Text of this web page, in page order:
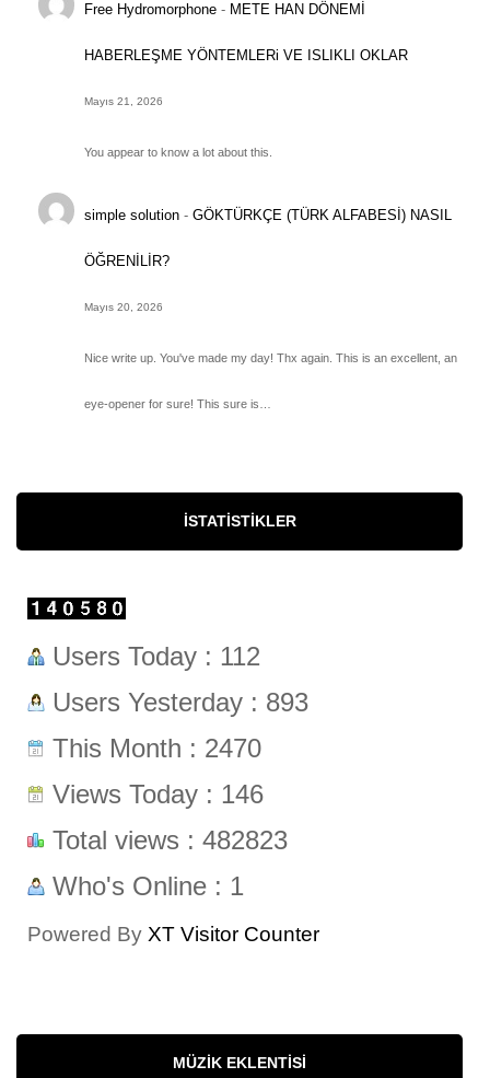
Free Hydromorphone - METE HAN DÖNEMİ
HABERLEŞME YÖNTEMLERi VE ISLIKLI OKLAR
Mayıs 21, 2026
You appear to know a lot about this.
simple solution -GÖKTÜRKÇE (TÜRK ALFABESİ) NASIL
ÖĞRENİLİR?
Mayıs 20, 2026
Nice write up. You've made my day! Thx again. This is an excellent, an
eye-opener for sure! This sure is…
İSTATISTIKLER
Users Today : 112
Users Yesterday : 893
This Month : 2470
Views Today : 146
Total views : 482823
Who's Online : 1
Powered By XT Visitor Counter
MÜZIK EKLENTISI